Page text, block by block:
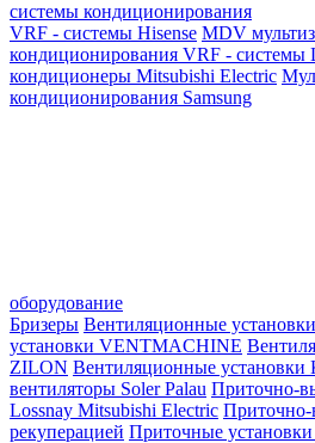
системы кондиционирования
VRF - системы Hisense MDV
кондиционирования VRF - системы
кондиционеры Mitsubishi Electric
кондиционирования Samsung
оборудование
Бризеры Вентиляционные
установки VENTMACHINE
ZILON Вентиляционные
вентиляторы Soler Palau Приточно-
Lossnay Mitsubishi Electric Приточно-
рекуперацией Приточные